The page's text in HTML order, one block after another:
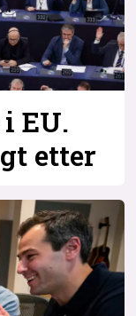
EU.
etter